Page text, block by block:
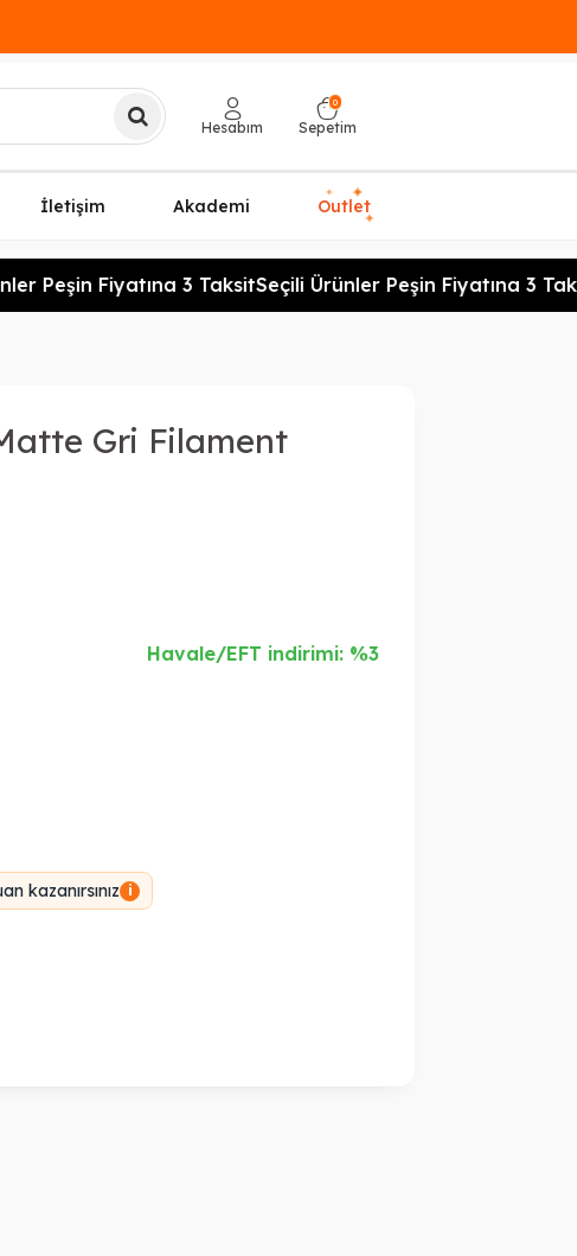
Hesabım
0
Sepetim
İletişim Akademi Outlet
✦ ✦
✦
Peşin Fiyatına 3 TaksitSeçili Ürünler Peşin Fiyatına 3
Gri Filament
Havale/EFT indirimi: %3
kazanırsınız i